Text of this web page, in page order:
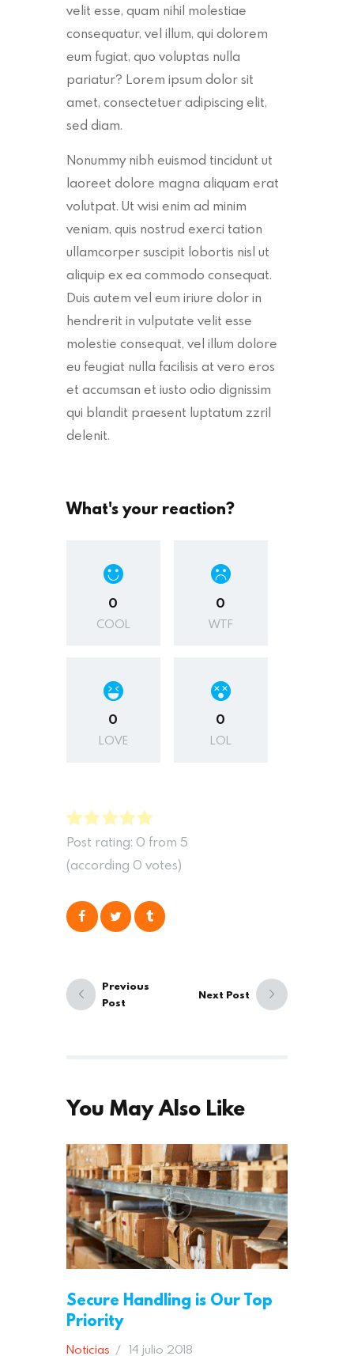
velit esse, quam nihil molestiae
consequatur, vel illum, qui dolorem
eum fugiat, quo voluptas nulla
pariatur? Lorem ipsum dolor sit
amet, consectetuer adipiscing elit,
sed diam.
Nonummy nibh euismod tincidunt ut
laoreet dolore magna aliquam erat
volutpat. Ut wisi enim ad minim
veniam, quis nostrud exerci tation
ullamcorper suscipit lobortis nisl ut
aliquip ex ea commodo consequat.
Duis autem vel eum iriure dolor in
hendrerit in vulputate velit esse
molestie consequat, vel illum dolore
eu feugiat nulla facilisis at vero eros
et accumsan et iusto odio dignissim
qui blandit praesent luptatum zzril
delenit.
What's your reaction?
0
COOL
0
WTF
0
LOVE
0
LOL
Post rating: 0 from 5
(according 0 votes)
Previous
Post
Next Post
You May Also Like
Secure Handling is Our Top
Priority
Noticias 14 julio 2018